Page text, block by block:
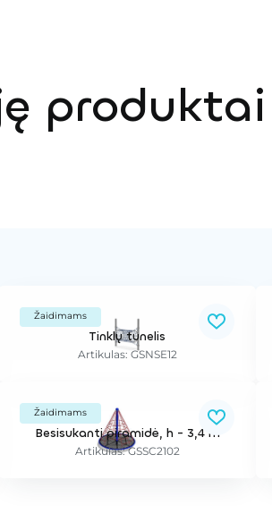
produktai
Žaidimams
Tinklų tunelis
Artikulas: GSNSE12
Žaidimams
Besisukanti piramidė, h - 3,4 m
Artikulas: GSSC2102